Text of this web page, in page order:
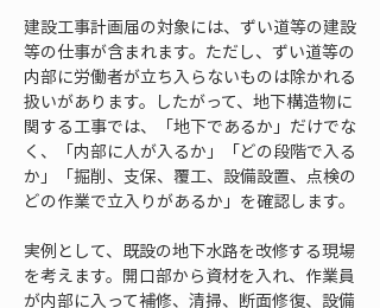
建設工事計画届の対象には、ずい道等の建設
等の仕事が含まれます。ただし、ずい道等の
内部に労働者が立ち入らないものは除かれる
扱いがあります。したがって、地下構造物に
関する工事では、「地下であるか」だけでな
く、「内部に人が入るか」「どの段階で入る
か」「掘削、支保、覆工、設備設置、点検の
どの作業で立入りがあるか」を確認します。
実例として、既設の地下水路を改修する現場
を考えます。開口部から資材を入れ、作業員
が内部に入って補修、清掃、断面修復、設備